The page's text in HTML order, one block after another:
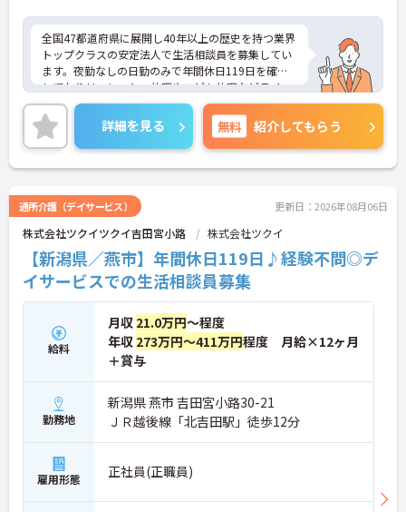
全国47都道府県に展開し40年以上の歴史を持つ業界
トップクラスの安定法人で生活相談員を募集してい
ます。夜勤なしの日勤のみで年間休日119日を確保
しておりリフレッシュ休暇やこども休暇などライフ
ステージに合わせた働き方が可能です。処遇改善手
当の全額還元や実績最大185万円の賞与に加え配偶
者1万円などの手厚い扶養手当をご用意しています。
独自の福利厚生制度によるお祝い金や宿泊費補助な
どスタッフの生活を支える制度も充実しています。
らのびのびと働ける風通しの良い職場です。階層別
研修や資格取得支援制度が整っているため有資格者
の方がこれまでのご経験を活かしながら将来の管理
職やスペシャリストへと着実にキャリアアップを目
指せるやりがいのある環境です。
★おすすめPOINT★
【ワークライフバランスの充実】
・夜勤なしの日勤のみで年間休日119日を確保 ・リ
フレッシュ休暇やこども休暇など特別休暇が充実
・産休育休や産後パパ育休制度など子育て支援体制
【安心の高待遇と福利厚生】
・処遇改善手当を毎月および半期末手当として全額
還元 ・配偶者1万円や満18歳未満の子5千円の手厚
い扶養手当を支給
・結婚・出生・入学のお祝い金やヘルスチェック補
助など独自の福利厚生制度を用意
詳細を見る 無料 紹介してもらう
通所介護（デイサービス） 更新日：2026年08月06日
株式会社ツクイツクイ吉田宮小路 株式会社ツクイ
【新潟県／燕市】年間休日119日♪経験不問◎デ
イサービスでの生活相談員募集
給料
月収 21.0万円～程度
年収 273万円～411万円程度 月給×12ヶ月
＋賞与
勤務地
新潟県 燕市 吉田宮小路30-21
ＪＲ越後線「北吉田駅」徒歩12分
雇用形態 正社員(正職員)